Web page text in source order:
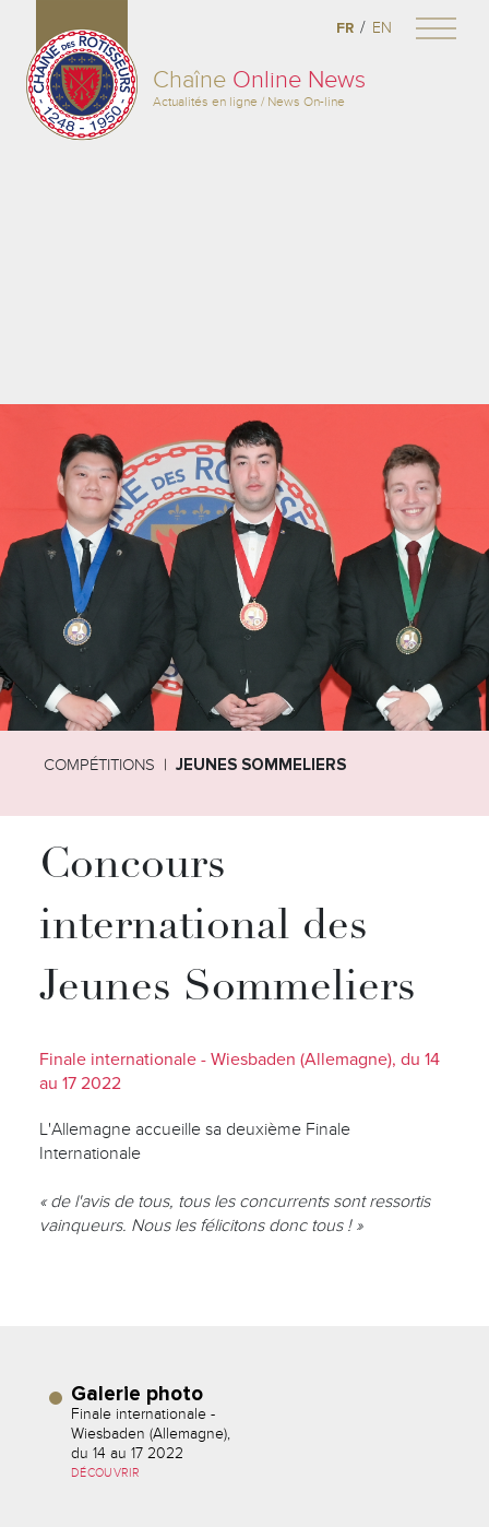
Chaîne Online News
Actualités en ligne / News On-line
FR / EN
COMPÉTITIONS JEUNES SOMMELIERS
Concours
international des
Jeunes Sommeliers
Finale internationale - Wiesbaden (Allemagne), du 14
au 17 2022
L'Allemagne accueille sa deuxième Finale
Internationale
« de l'avis de tous, tous les concurrents sont ressortis
vainqueurs. Nous les félicitons donc tous ! »
Galerie photo
Finale internationale -
Wiesbaden (Allemagne),
du 14 au 17 2022
DÉCOUVRIR